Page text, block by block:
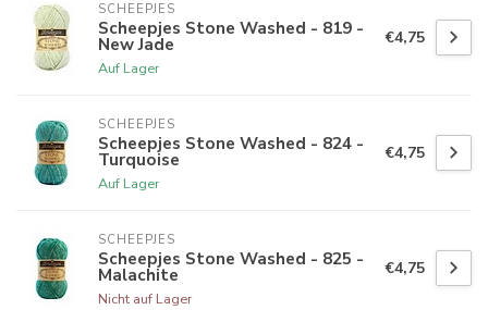
SCHEEPJES
Scheepjes Stone Washed - 819 -
New Jade
Auf Lager
€4,75
SCHEEPJES
Scheepjes Stone Washed - 824 -
Turquoise
Auf Lager
€4,75
SCHEEPJES
Scheepjes Stone Washed - 825 -
Malachite
Nicht auf Lager
€4,75